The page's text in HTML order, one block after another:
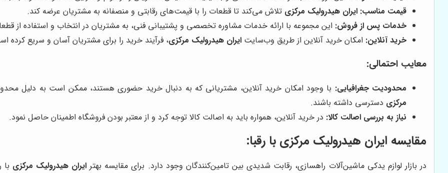
قیمت مناسب: ایران هیدرولیک مرکزی تلاش می‌کند تا قطعات را با قیمت‌های رقابتی و منصفانه به مشتریان عرضه کند.
خدمات پس از فروش: این مجموعه با ارائه خدمات مشاوره تخصصی و پشتیبانی فنی، به مشتریان در انتخاب و استفاده از
خرید آنلاین: امکان خرید آنلاین از طریق وب‌سایت ایران هیدرولیک مرکزی، فرآیند خرید را برای مشتریان آسان و سریع کرده
معایب احتمالی:
محدودیت جغرافیایی: با وجود امکان خرید آنلاین، مشتریانی که به دنبال خرید حضوری هستند، ممکن است به دلیل
مرکزی دسترسی داشته باشند.
نیاز به بررسی اصالت کالا: در خرید آنلاین، همواره باید به اصالت کالا توجه کرد و از معتبر بودن فروشگاه اطمینان حاصل نمود.
مقایسه ایران هیدرولیک مرکزی با رقبا:
در بازار لوازم یدکی ماشین‌آلات راهسازی، رقابت شدیدی بین تامین‌کنندگان وجود دارد. برای مقایسه بهتر ایران هیدرولیک مرکزی